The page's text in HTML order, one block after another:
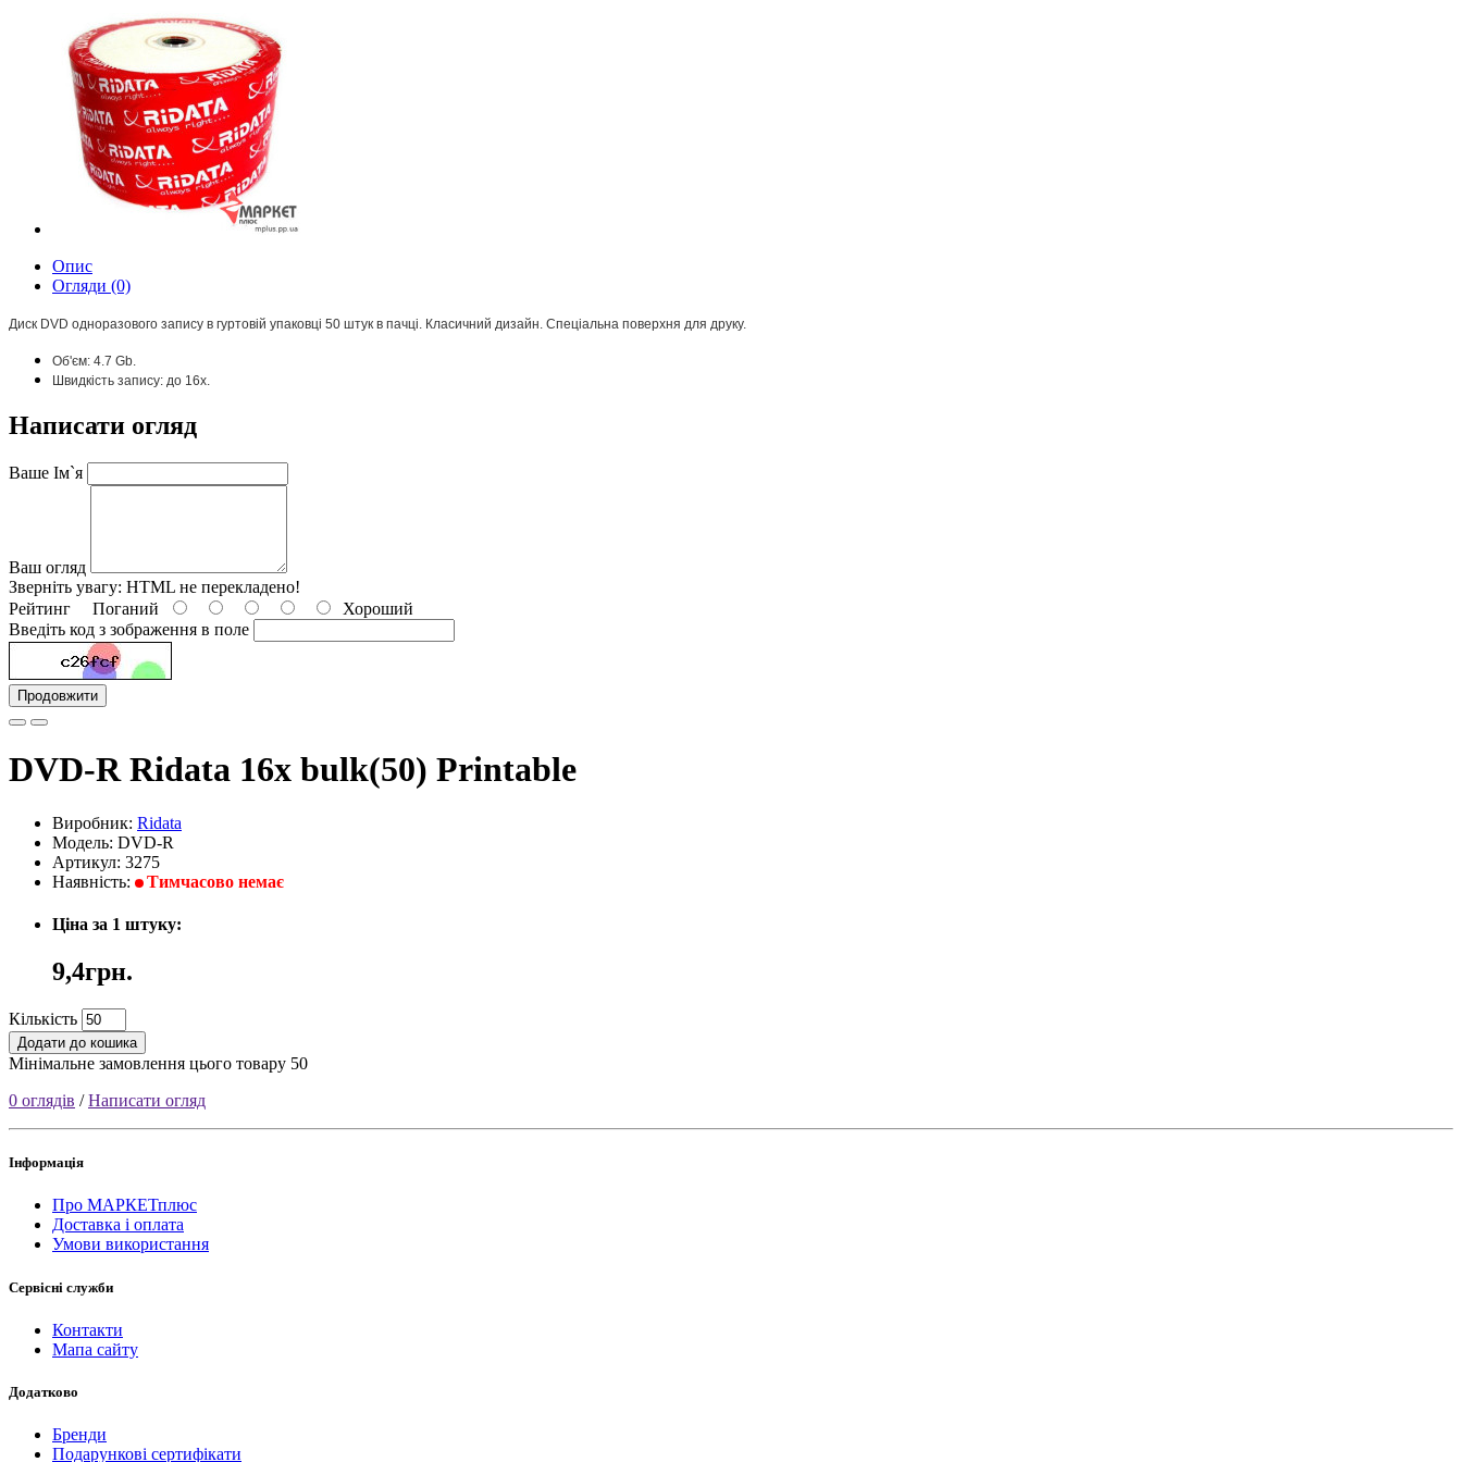
Опис
Огляди (0)
Диск DVD одноразового запису в гуртовій упаковці 50 штук в пачці. Класичний дизайн. Спеціальна поверхня для друку.
Об'єм: 4.7 Gb.
Швидкість запису: до 16х.
Написати огляд
Ваше Ім`я
Ваш огляд
Зверніть увагу: HTML не перекладено!
Рейтинг Поганий
Хороший
Введіть код з зображення в поле
Продовжити
DVD-R Ridata 16x bulk(50) Printable
Виробник: Ridata
Модель: DVD-R
Артикул: 3275
Наявність:
Тимчасово немає
Ціна за 1 штуку:
9,4грн.
Кількість
Додати до кошика
Мінімальне замовлення цього товару 50
0 оглядів /Написати огляд
Інформація
Про МАРКЕТплюс
Доставка і оплата
Умови використання
Сервісні служби
Контакти
Мапа сайту
Додатково
Бренди
Подарункові сертифікати